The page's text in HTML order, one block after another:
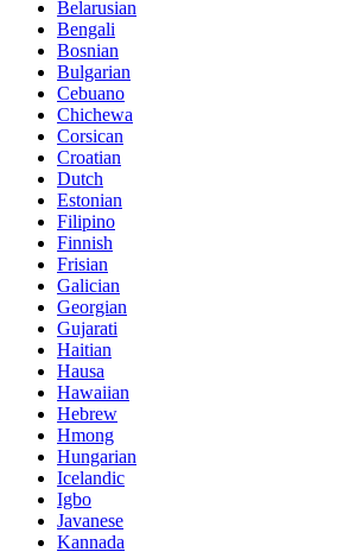
Belarusian
Bengali
Bosnian
Bulgarian
Cebuano
Chichewa
Corsican
Croatian
Dutch
Estonian
Filipino
Finnish
Frisian
Galician
Georgian
Gujarati
Haitian
Hausa
Hawaiian
Hebrew
Hmong
Hungarian
Icelandic
Igbo
Javanese
Kannada